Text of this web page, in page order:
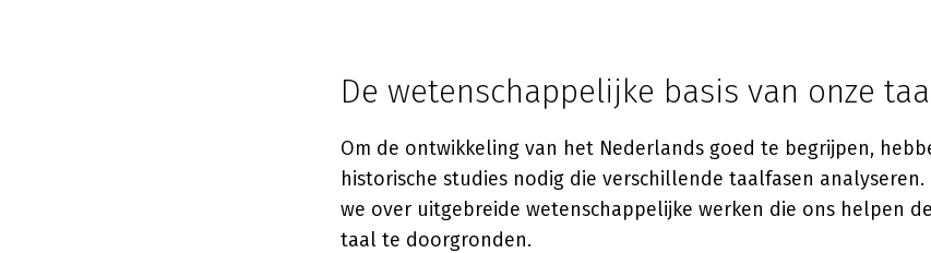
De wetenschappelijke basis van onze
Om de ontwikkeling van het Nederlands goed te begrijpen,
historische studies nodig die verschillende taalfasen analyseren.
we over uitgebreide wetenschappelijke werken die ons helpen
taal te doorgronden.